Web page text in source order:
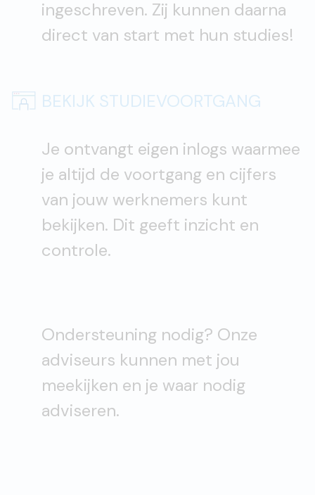
ingeschreven. Zij kunnen daarna
direct van start met hun studies!
BEKIJK STUDIEVOORTGANG
Je ontvangt eigen inlogs waarmee
je altijd de voortgang en cijfers
van jouw werknemers kunt
bekijken. Dit geeft inzicht en
controle.
Ondersteuning nodig? Onze
adviseurs kunnen met jou
meekijken en je waar nodig
adviseren.